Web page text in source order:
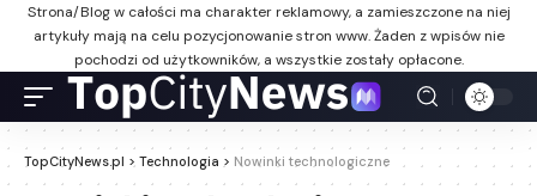
Strona/Blog w całości ma charakter reklamowy, a zamieszczone na niej
artykuły mają na celu pozycjonowanie stron www. Żaden z wpisów nie
pochodzi od użytkowników, a wszystkie zostały opłacone.
TopCityNews.pl > Technologia > Nowinki technologiczne